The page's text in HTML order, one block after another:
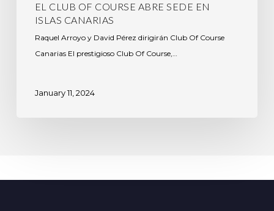
EL CLUB OF COURSE ABRE SEDE EN
ISLAS CANARIAS
Raquel Arroyo y David Pérez dirigirán Club Of Course
Canarias El prestigioso Club Of Course,…
January 11, 2024